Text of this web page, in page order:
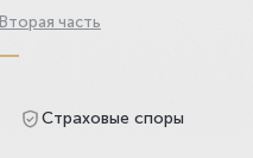
Вторая часть
Страховые споры